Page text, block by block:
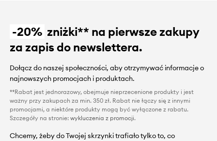
-20% zniżki** na pierwsze zakupy
za zapis do newslettera.
Dołącz do naszej społeczności, aby otrzymywać informacje o
najnowszych promocjach i produktach.
**Rabat jest jednorazowy, obejmuje nieprzecenione produkty i jest
ważny przy zakupach za min. 350 zł. Rabat nie łączy się z innymi
promocjami, a niektóre produkty mogą być wyłączone z rabatu.
Szczegóły na stronie: wykluczenia z promocji.
Chcemy, żeby do Twojej skrzynki trafiało tylko to, co